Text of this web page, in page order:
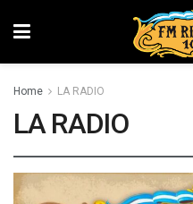
Home LA RADIO
LA RADIO